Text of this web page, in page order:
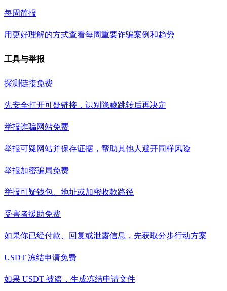
每周简报
用更好理解的方式查看每周重要诈骗案例和趋势
工具与举报
探测链接免费
先安全打开可疑链接，识别隐藏跳转后再决定
举报诈骗网站免费
举报可疑网站并保存证据，帮助其他人避开同样风险
举报加密骗局免费
举报可疑钱包、地址或加密收款路径
受害者援助免费
如果你已经付款、回复或泄露信息，先获取分步行动方案
USDT 冻结申请免费
如果 USDT 被盗，生成冻结申请文件